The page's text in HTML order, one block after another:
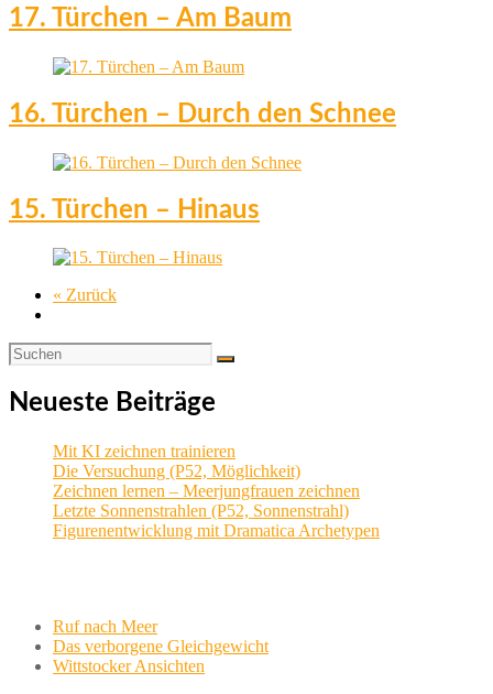
17. Türchen – Am Baum
16. Türchen – Durch den Schnee
15. Türchen – Hinaus
« Zurück
Neueste Beiträge
Mit KI zeichnen trainieren
Die Versuchung (P52, Möglichkeit)
Zeichnen lernen – Meerjungfrauen zeichnen
Letzte Sonnenstrahlen (P52, Sonnenstrahl)
Figurenentwicklung mit Dramatica Archetypen
Ruf nach Meer
Das verborgene Gleichgewicht
Wittstocker Ansichten